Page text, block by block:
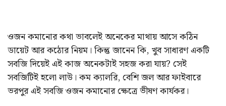
ওজন কমানোর কথা ভাবলেই অনেকের মাথায় আসে কঠিন
ডায়েট আর কঠোর নিয়ম। কিন্তু জানেন কি, খুব সাধারণ একটি
সবজি দিয়েই এই কাজ অনেকটাই সহজ করা যায়? সেই
সবজিটিই হলো লাউ। কম ক্যালরি, বেশি জল আর ফাইবারে
ভরপুর এই সবজি ওজন কমানোর ক্ষেত্রে ভীষণ কার্যকর।